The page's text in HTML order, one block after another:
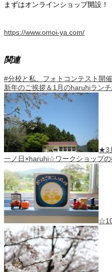
まずはオンラインショップ開設！
https://www.omoi-ya.com/
関連
#分校と私、フォトコンテスト開
新年のご挨拶＆1月のharuhiラン
★3
一ノ日×haruhi☆ワークショップの